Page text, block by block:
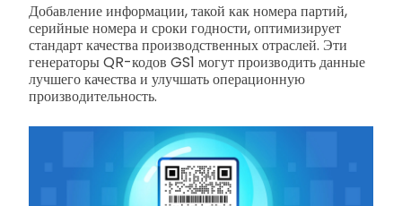
Добавление информации, такой как номера партий,
серийные номера и сроки годности, оптимизирует
стандарт качества производственных отраслей. Эти
генераторы QR-кодов GS1 могут производить данные
лучшего качества и улучшать операционную
производительность.